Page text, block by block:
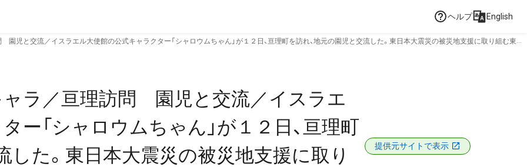
ヘルプ English
児と交流／イスラエル大使館の公式キャラクター「シャロウムちゃん」が１２日、亘理町を訪れ、地元の園児と交流した。東日本大震災の被災地支援に取り組む東京
ラ／亘理訪問 園児と交流／イスラエ
ー「シャロウムちゃん」が１２日、亘理町
した。東日本大震災の被災地支援に取り
提供元サイトで表示